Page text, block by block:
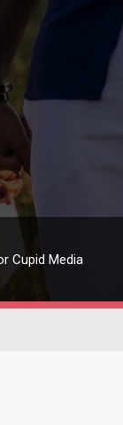
Cupid Media